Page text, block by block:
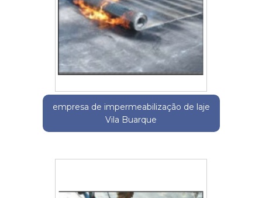
empresa de impermeabilização de laje
Vila Buarque